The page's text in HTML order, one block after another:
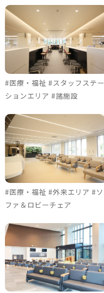
#医療・福祉 #スタッフステー
ションエリア #諸施設
#医療・福祉 #外来エリア #ソ
ファ＆ロビーチェア